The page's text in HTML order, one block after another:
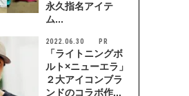
永久指名アイテ
ム...
2022.06.30
「ライトニングボ
ルト×ニューエラ」
２大アイコンブラ
ンドのコラボ作...